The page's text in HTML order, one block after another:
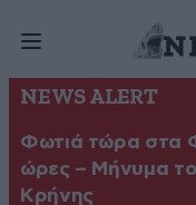
NEWS ALERT
Φωτιά τώρα στα
ώρες – Μήνυμα
Κρήνης